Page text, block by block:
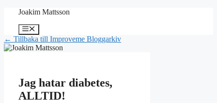
Hoppa
innehåll
Joakim Mattsson
Meny
← Tillbaka till Improveme Bloggarkiv
Jag hatar diabetes,
ALLTID!